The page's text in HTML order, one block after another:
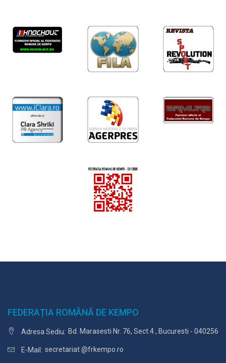
FEDERAȚIA ROMÂNĂ DE KEMPO
Adresa Sediu: Bd. Marasesti Nr. 76, Sect.4 , Bucuresti - 040256
E-Mail: secretariat @frkempo.ro